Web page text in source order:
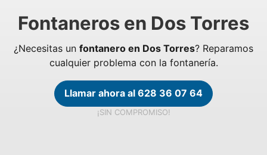
Fontaneros en Dos Torres
¿Necesitas un fontanero en Dos Torres? Reparamos
cualquier problema con la fontanería.
Llamar ahora al 628 36 07 64
¡SIN COMPROMISO!